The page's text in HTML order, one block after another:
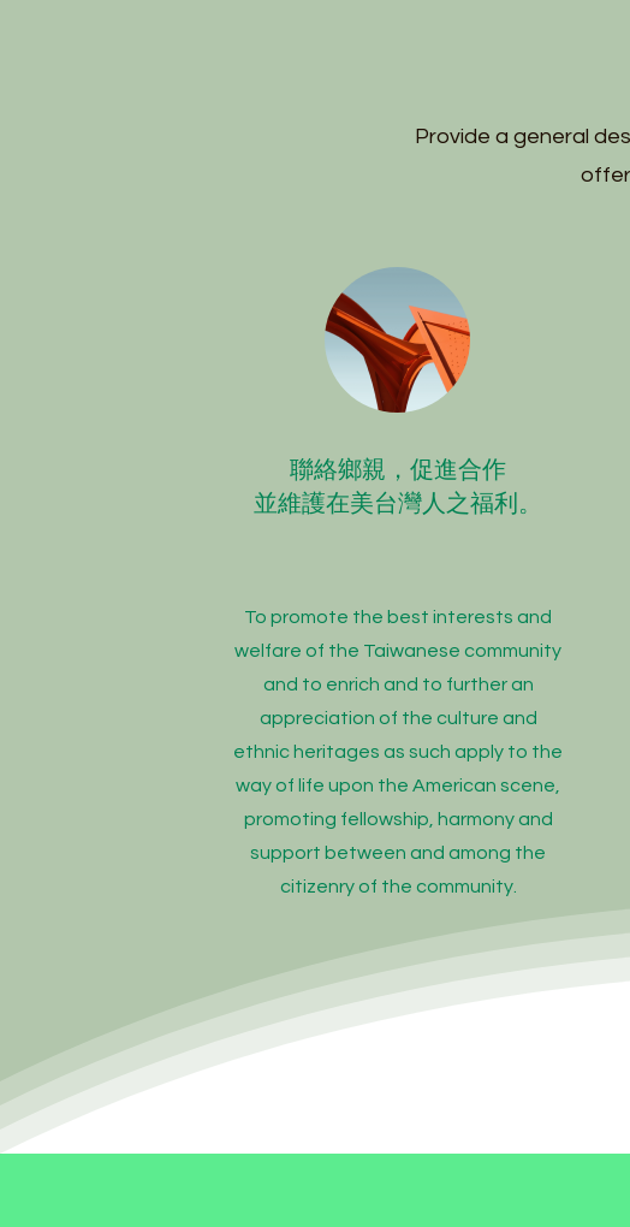
Provide a general
聯絡鄉親，促進合作
並維護在美台灣人之福利。
To promote the best interests and
welfare of the Taiwanese community
and to enrich and to further an
appreciation of the culture and
ethnic heritages as such apply to the
way of life upon the American scene,
promoting fellowship, harmony and
support between and among the
citizenry of the community.